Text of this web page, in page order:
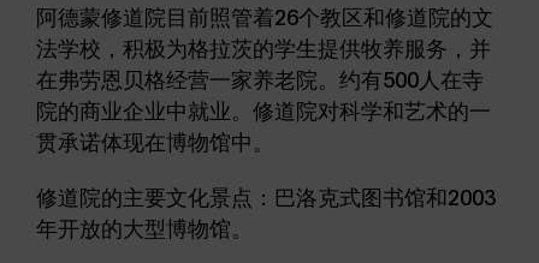
阿德蒙修道院目前照管着26个教区和修道院的文
法学校，积极为格拉茨的学生提供牧养服务，并
在弗劳恩贝格经营一家养老院。约有500人在寺
院的商业企业中就业。修道院对科学和艺术的一
贯承诺体现在博物馆中。
修道院的主要文化景点：巴洛克式图书馆和2003
年开放的大型博物馆。